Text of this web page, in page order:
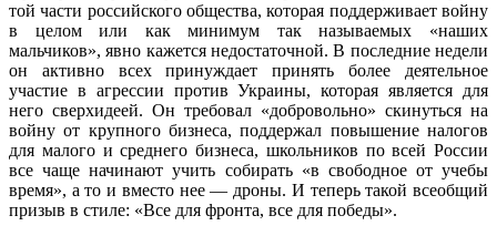
той части российского общества, которая поддерживает войну
в целом или как минимум так называемых «наших
мальчиков», явно кажется недостаточной. В последние недели
он активно всех принуждает принять более деятельное
участие в агрессии против Украины, которая является для
него сверхидеей. Он требовал «добровольно» скинуться на
войну от крупного бизнеса, поддержал повышение налогов
для малого и среднего бизнеса, школьников по всей России
все чаще начинают учить собирать «в свободное от учебы
время», а то и вместо нее — дроны. И теперь такой всеобщий
призыв в стиле: «Все для фронта, все для победы».